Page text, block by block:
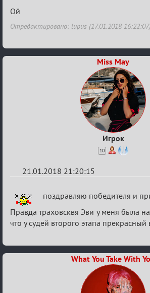
Re:
Мафский
(обсуждение)
Ой
Отредактировано: lupus (17.01.2018 16:22:07)
Miss May
Игрок
10
21.01.2018 21:20:15
Re:
Мафский
Стихоплёт
(обсуждение)
поздравляю победителя и
Правда траховсквя Эви у меня была на
что у судей второго этапа прекрасный
What You Take With